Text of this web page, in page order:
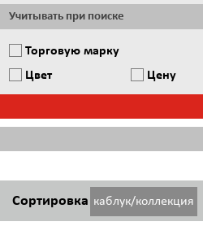
Учитывать при поиске
Торговую марку
Цвет
Цену
Сортировка каблук/коллекция